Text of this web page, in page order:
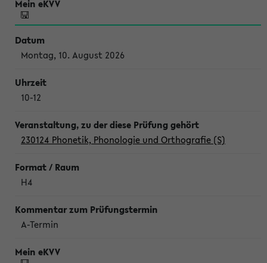
Montag, 10. August 2026
10-12
230124 Phonetik, Phonologie und Orthografie (S)
H4
A-Termin